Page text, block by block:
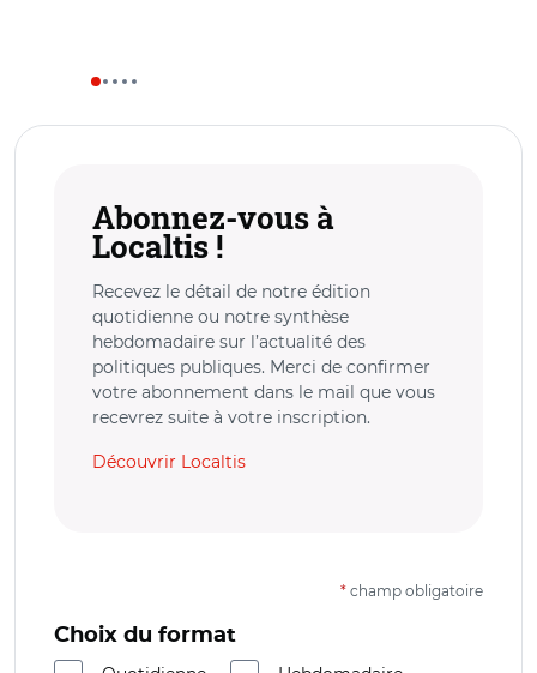
Abonnez-vous à
Localtis !
Recevez le détail de notre édition
quotidienne ou notre synthèse
hebdomadaire sur l’actualité des
politiques publiques. Merci de confirmer
votre abonnement dans le mail que vous
recevrez suite à votre inscription.
Découvrir Localtis
* champ obligatoire
Choix du format